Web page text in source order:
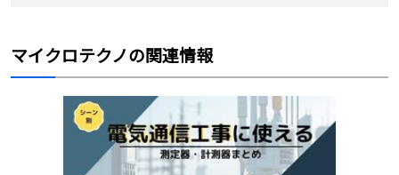
マイクロテクノの関連情報